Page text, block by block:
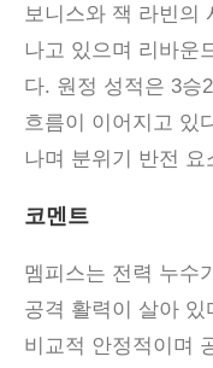
보니스와 잭 라빈의
나고 있으며 리바운
다. 원정 성적은 3승
흐름이 이어지고 있
나며 분위기 반전 요
코멘트
멤피스는 전력 누수
공격 활력이 살아 있
비교적 안정적이며